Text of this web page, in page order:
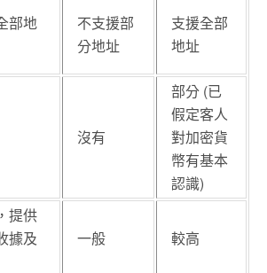
部地
不支援部
分地址
支援全部
地址
沒有
部分 (已
假定客人
對加密貨
幣有基本
認識)
提供
據及
一般 較高